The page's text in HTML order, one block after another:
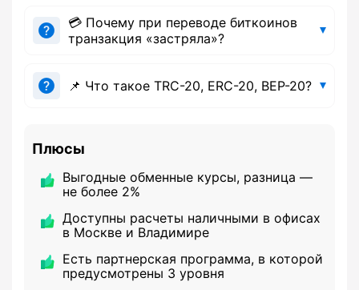
💳 Почему при переводе биткоинов
транзакция «застряла»?
📌 Что такое TRC-20, ERC-20, BEP-20?
Плюсы
Выгодные обменные курсы, разница —
не более 2%
Доступны расчеты наличными в офисах
в Москве и Владимире
Есть партнерская программа, в которой
предусмотрены 3 уровня